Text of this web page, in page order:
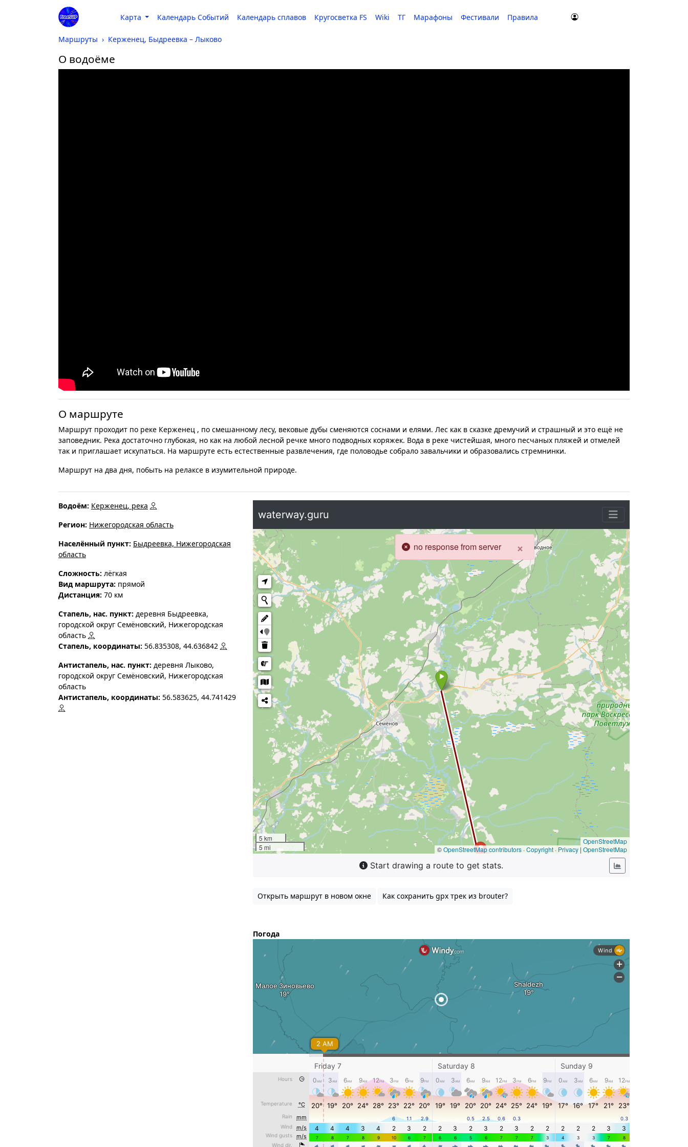
Карта Календарь Событий Календарь сплавов Кругосветка FS Wiki ТГ Марафоны Фестивали Правила
Маршруты Керженец, Быдреевка – Лыково
О водоёме
О маршруте
Маршрут проходит по реке Керженец , по смешанному лесу, вековые дубы сменяются соснами и елями. Лес как в сказке дремучий и страшный и это ещё не
заповедник. Река достаточно глубокая, но как на любой лесной речке много подводных коряжек. Вода в реке чистейшая, много песчаных пляжей и отмелей
так и приглашает искупаться. На маршруте есть естественные развлечения, где половодье собрало завальчики и образовались стремнинки.
Маршрут на два дня, побыть на релаксе в изумительной природе.
Водоём: Керженец, река
Регион: Нижегородская область
Населённый пункт: Быдреевка, Нижегородская
область
Cложность: лёгкая
Вид маршрута: прямой
Дистанция: 70 км
Стапель, нас. пункт: деревня Быдреевка,
городской округ Семёновский, Нижегородская
область
Стапель, координаты: 56.835308, 44.636842
Антистапель, нас. пункт: деревня Лыково,
городской округ Семёновский, Нижегородская
область
Антистапель, координаты: 56.583625, 44.741429
Открыть маршрут в новом окне Как сохранить gpx трек из brouter?
Погода